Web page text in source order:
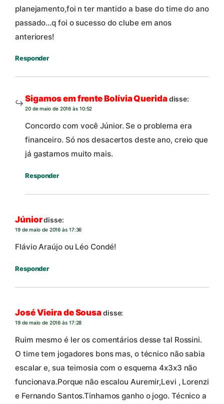
planejamento,foi n ter mantido a base do time do ano
passado…q foi o sucesso do clube em anos
anteriores!
Responder
Sigamos em frente Bolívia Queridadisse:
20 de maio de 2016 às 10:52
Concordo com você Júnior. Se o problema era
financeiro. Só nos desacertos deste ano, creio que
já gastamos muito mais.
Responder
Júniordisse:
19 de maio de 2016 às 17:36
Flávio Araújo ou Léo Condé!
Responder
José Vieira de Sousadisse:
19 de maio de 2016 às 17:28
Ruim mesmo é ler os comentários desse tal Rossini.
O time tem jogadores bons mas, o técnico não sabia
escalar e, sua teimosia com o esquema 4x3x3 não
funcionava.Porque não escalou Auremir,Levi , Lorenzi
e Fernando Santos.Tinhamos ganho o jogo. Técnico a